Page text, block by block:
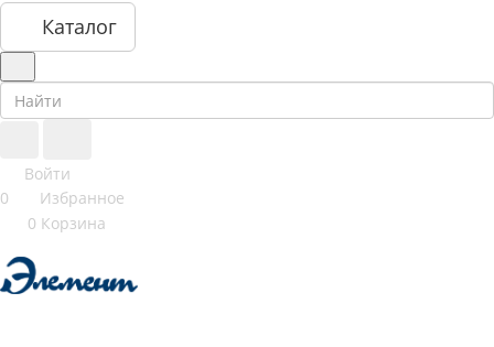
Каталог
Войти
0
Избранное
0 Корзина